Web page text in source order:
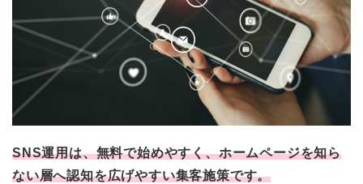
SNS運用は、無料で始めやすく、ホームページを知ら
ない層へ認知を広げやすい集客施策です。